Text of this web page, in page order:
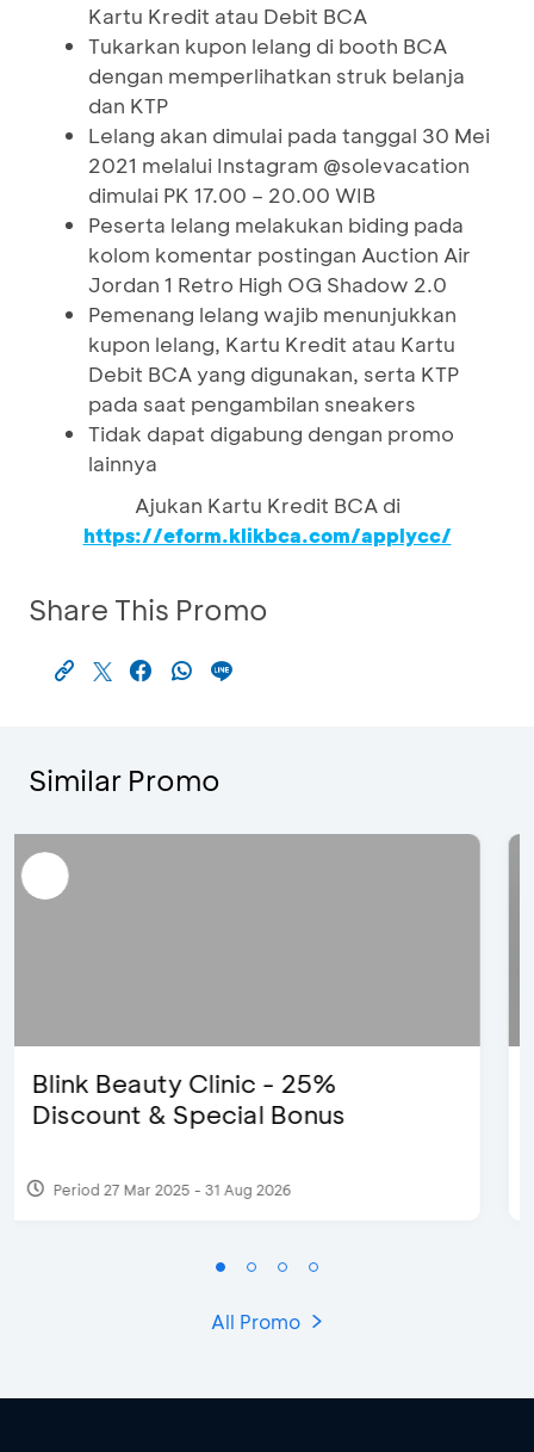
Kartu Kredit atau Debit BCA
Tukarkan kupon lelang di booth BCA
dengan memperlihatkan struk belanja
dan KTP
Lelang akan dimulai pada tanggal 30 Mei
2021 melalui Instagram @solevacation
dimulai PK 17.00 – 20.00 WIB
Peserta lelang melakukan biding pada
kolom komentar postingan Auction Air
Jordan 1 Retro High OG Shadow 2.0
Pemenang lelang wajib menunjukkan
kupon lelang, Kartu Kredit atau Kartu
Debit BCA yang digunakan, serta KTP
pada saat pengambilan sneakers
Tidak dapat digabung dengan promo
lainnya
Ajukan Kartu Kredit BCA di
https://eform.klikbca.com/applycc/
Share This Promo
Similar Promo
Pomelo - Discount IDR100,000
Period 22 Feb 2025
All Promo